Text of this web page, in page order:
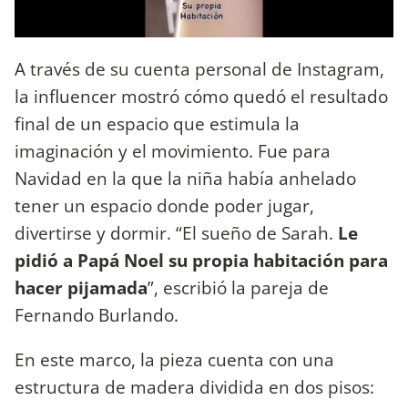
A través de su cuenta personal de Instagram,
la influencer mostró cómo quedó el resultado
final de un espacio que estimula la
imaginación y el movimiento. Fue para
Navidad en la que la niña había anhelado
tener un espacio donde poder jugar,
divertirse y dormir. “El sueño de Sarah. Le
pidió a Papá Noel su propia habitación para
hacer pijamada”, escribió la pareja de
Fernando Burlando.
En este marco, la pieza cuenta con una
estructura de madera dividida en dos pisos: